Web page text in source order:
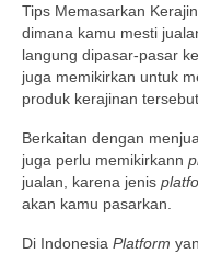
Tips Memasarkan
dimana kamu mesti
langung dipasar-pasar
juga memikirkan untuk
produk kerajinan tersebut.
Berkaitan dengan
juga perlu memikirkann
jualan, karena jenis
akan kamu pasarkan.
Di Indonesia Platform